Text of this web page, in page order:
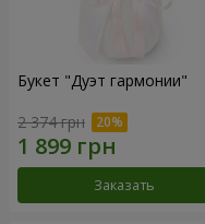
Букет "Дуэт гармонии"
2 374 грн
Заказать